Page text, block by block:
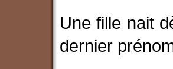
Une fille nait
dernier